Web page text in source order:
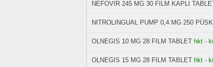
NEFOVIR 245 MG 30 FILM KAPLI
NITROLINGUAL PUMP 0,4 MG 250
OLNEGIS 10 MG 28 FILM TABLET hkt -
OLNEGIS 15 MG 28 FILM TABLET hkt -